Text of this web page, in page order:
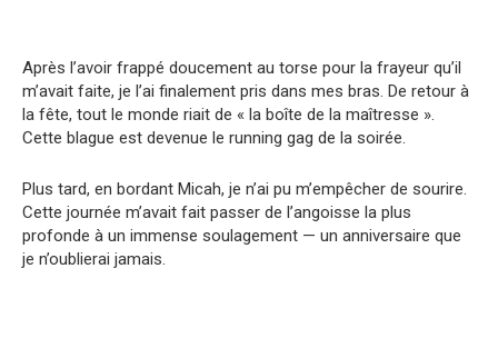
Après l’avoir frappé doucement au torse pour la frayeur qu’il
m’avait faite, je l’ai finalement pris dans mes bras. De retour à
la fête, tout le monde riait de « la boîte de la maîtresse ».
Cette blague est devenue le running gag de la soirée.
Plus tard, en bordant Micah, je n’ai pu m’empêcher de sourire.
Cette journée m’avait fait passer de l’angoisse la plus
profonde à un immense soulagement — un anniversaire que
je n’oublierai jamais.